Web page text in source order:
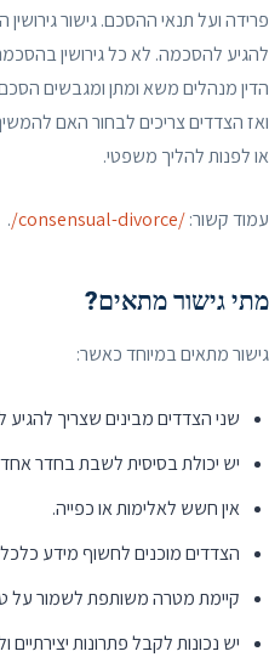
פרידה ועל תנאי ההסכם. גישור
להגיע להסכמה. לא כל גירושין
הדין מנהלים משא ומתן ומגבשים
ואז הצדדים צריכים לבחור האם
או לפנות להליך משפטי.
עמוד קשור:/consensual-divorce/
.
מתי גישור מתאים?
גישור מתאים במיוחד כאשר:
שני הצדדים מבינים שצריך להגיע
יש יכולת בסיסית לשבת בחדר
אין חשש לאלימות או כפייה.
הצדדים מוכנים לחשוף מידע
קיימת מטרה משותפת לשמור על
יש נכונות לקבל פתרונות